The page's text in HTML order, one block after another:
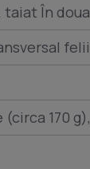
taiat În doua
felii
170 g),